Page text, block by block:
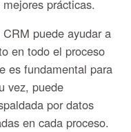
prácticas.
puede ayudar a
en todo el proceso
es fundamental para
vez, puede
por datos
en cada proceso.